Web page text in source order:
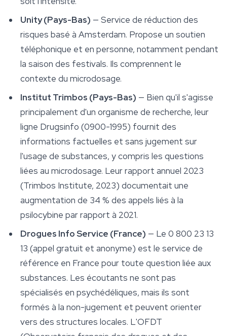
Unity (Pays-Bas) — Service de réduction des
risques basé à Amsterdam. Propose un soutien
téléphonique et en personne, notamment pendant
la saison des festivals. Ils comprennent le
contexte du microdosage.
Institut Trimbos (Pays-Bas) — Bien qu'il s'agisse
principalement d'un organisme de recherche, leur
ligne Drugsinfo (0900-1995) fournit des
informations factuelles et sans jugement sur
l'usage de substances, y compris les questions
liées au microdosage. Leur rapport annuel 2023
(Trimbos Institute, 2023) documentait une
augmentation de 34 % des appels liés à la
psilocybine par rapport à 2021.
Drogues Info Service (France) — Le 0 800 23 13
13 (appel gratuit et anonyme) est le service de
référence en France pour toute question liée aux
substances. Les écoutants ne sont pas
spécialisés en psychédéliques, mais ils sont
formés à la non-jugement et peuvent orienter
vers des structures locales. L'OFDT